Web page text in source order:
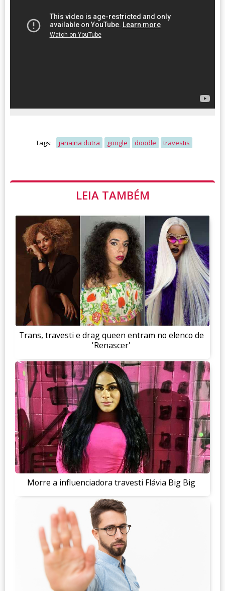
Tags: janaina dutra google doodle travestis
LEIA TAMBÉM
Trans, travesti e drag queen entram no elenco de
'Renascer'
Morre a influenciadora travesti Flávia Big Big